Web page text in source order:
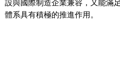
設與國際制造企業兼容，又能滿
體系具有積極的推進作用。